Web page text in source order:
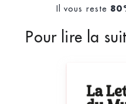
Il vous reste
Pour lire la